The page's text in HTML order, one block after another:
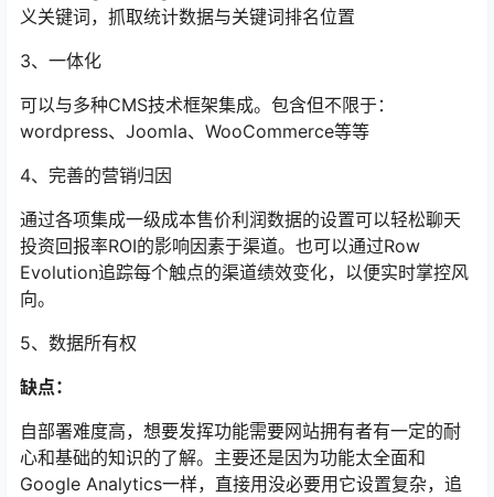
义关键词，抓取统计数据与关键词排名位置
3、一体化
可以与多种CMS技术框架集成。包含但不限于：
wordpress、Joomla、WooCommerce等等
4、完善的营销归因
通过各项集成一级成本售价利润数据的设置可以轻松聊天
投资回报率ROI的影响因素于渠道。也可以通过Row
Evolution追踪每个触点的渠道绩效变化，以便实时掌控风
向。
5、数据所有权
缺点：
自部署难度高，想要发挥功能需要网站拥有者有一定的耐
心和基础的知识的了解。主要还是因为功能太全面和
Google Analytics一样，直接用没必要用它设置复杂，追